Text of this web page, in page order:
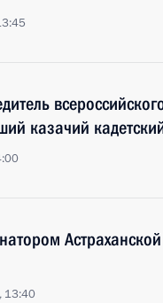
казачий
13:40